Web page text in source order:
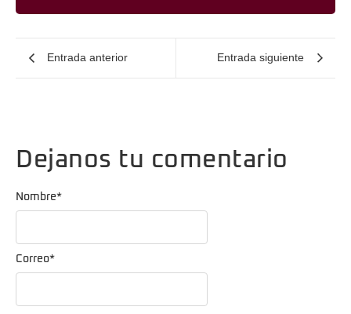
Entrada anterior Entrada siguiente
Dejanos tu comentario
Nombre*
Correo*